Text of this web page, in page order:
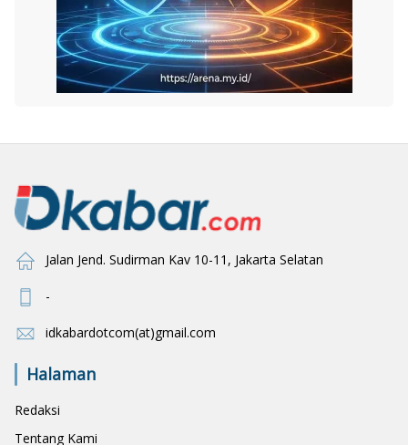
Jalan Jend. Sudirman Kav 10-11, Jakarta Selatan
-
idkabardotcom(at)gmail.com
Halaman
Redaksi
Tentang Kami